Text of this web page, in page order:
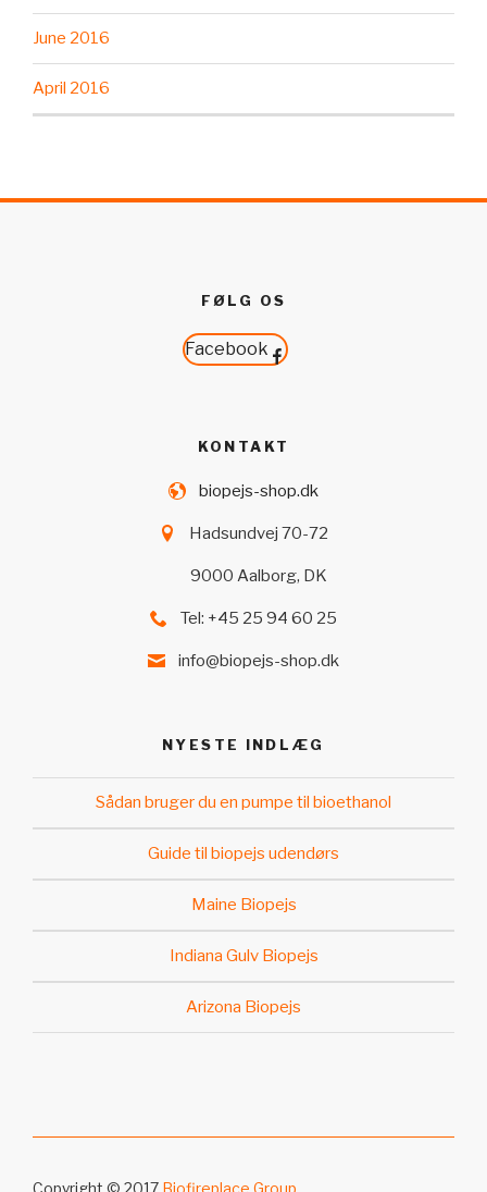
June 2016
April 2016
FØLG OS
Facebook
KONTAKT
biopejs-shop.dk
Hadsundvej 70-72
9000 Aalborg, DK
Tel: +45 25 94 60 25
info@biopejs-shop.dk
NYESTE INDLÆG
Sådan bruger du en pumpe til bioethanol
Guide til biopejs udendørs
Maine Biopejs
Indiana Gulv Biopejs
Arizona Biopejs
Copyright © 2017 Biofireplace Group